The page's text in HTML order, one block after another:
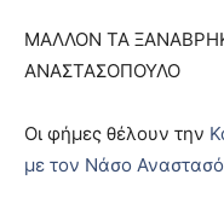
ΜΑΛΛΟΝ ΤΑ
ΑΝΑΣΤΑΣΟΠΟΥΛΟ
Οι φήμες θέλουν την
με τον Νάσο